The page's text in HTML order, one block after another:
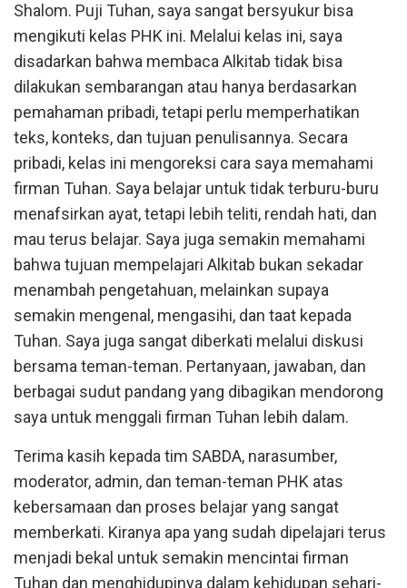
Shalom. Puji Tuhan, saya sangat bersyukur bisa
mengikuti kelas PHK ini. Melalui kelas ini, saya
disadarkan bahwa membaca Alkitab tidak bisa
dilakukan sembarangan atau hanya berdasarkan
pemahaman pribadi, tetapi perlu memperhatikan
teks, konteks, dan tujuan penulisannya. Secara
pribadi, kelas ini mengoreksi cara saya memahami
firman Tuhan. Saya belajar untuk tidak terburu-buru
menafsirkan ayat, tetapi lebih teliti, rendah hati, dan
mau terus belajar. Saya juga semakin memahami
bahwa tujuan mempelajari Alkitab bukan sekadar
menambah pengetahuan, melainkan supaya
semakin mengenal, mengasihi, dan taat kepada
Tuhan. Saya juga sangat diberkati melalui diskusi
bersama teman-teman. Pertanyaan, jawaban, dan
berbagai sudut pandang yang dibagikan mendorong
saya untuk menggali firman Tuhan lebih dalam.
Terima kasih kepada tim SABDA, narasumber,
moderator, admin, dan teman-teman PHK atas
kebersamaan dan proses belajar yang sangat
memberkati. Kiranya apa yang sudah dipelajari terus
menjadi bekal untuk semakin mencintai firman
Tuhan dan menghidupinya dalam kehidupan sehari-